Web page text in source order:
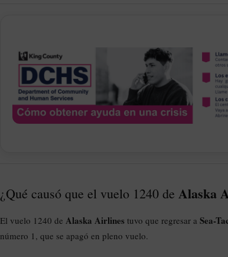
¿Qué causó que el vuelo 1240 de Alaska
El vuelo 1240 de Alaska Airlines tuvo que regresar a Sea-
número 1, que se apagó en pleno vuelo.